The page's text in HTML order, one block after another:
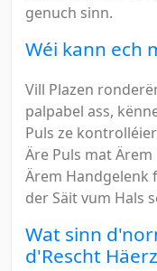
genuch sinn.
Wéi kann ech
Vill Plazen
palpabel ass,
Puls ze
Äre Puls mat
Ärem Handgelenk
der Säit vum Hals
Wat sinn
d'Rescht